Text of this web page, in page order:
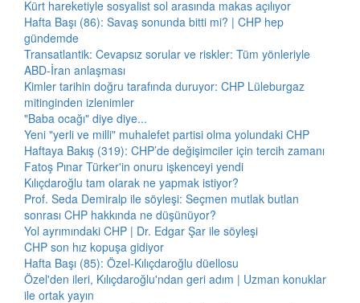
Kürt hareketiyle sosyalist sol arasında makas açılıyor
Hafta Başı (86): Savaş sonunda bitti mi? | CHP hep
gündemde
Transatlantik: Cevapsız sorular ve riskler: Tüm yönleriyle
ABD-İran anlaşması
Kimler tarihin doğru tarafında duruyor: CHP Lüleburgaz
mitinginden izlenimler
"Baba ocağı" diye diye...
Yeni "yerli ve milli" muhalefet partisi olma yolundaki CHP
Haftaya Bakış (319): CHP’de değişimciler için tercih zamanı
Fatoş Pınar Türker'in onuru işkenceyi yendi
Kılıçdaroğlu tam olarak ne yapmak istiyor?
Prof. Seda Demiralp ile söyleşi: Seçmen mutlak butlan
sonrası CHP hakkında ne düşünüyor?
Yol ayrımındaki CHP | Dr. Edgar Şar ile söyleşi
CHP son hız kopuşa gidiyor
Hafta Başı (85): Özel-Kılıçdaroğlu düellosu
Özel'den ileri, Kılıçdaroğlu'ndan geri adım | Uzman konuklar
ile ortak yayın